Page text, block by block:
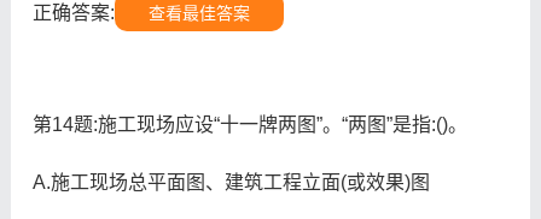
正确答案: 查看最佳答案
第14题:施工现场应设“十一牌两图”。“两图”是指:()。
A.施工现场总平面图、建筑工程立面(或效果)图